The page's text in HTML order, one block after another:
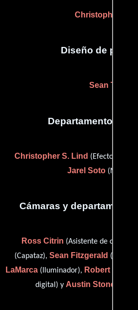
Christopher S.
Diseño de
Sean Tulner
Departamento de
Christopher S. Lind (Efectos
Jarel Soto
Cámaras y departamento
Ross Citrin (Asistente de cámara),
(Capataz), Sean Fitzgerald
LaMarca (Iluminador), Robert
digital) y Austin Stone